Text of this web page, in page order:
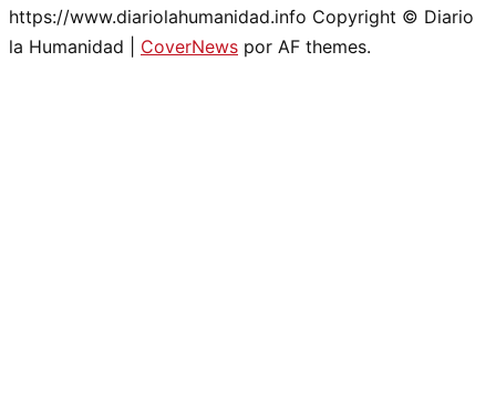
https://www.diariolahumanidad.info Copyright © Diario
la Humanidad
CoverNews por AF themes.